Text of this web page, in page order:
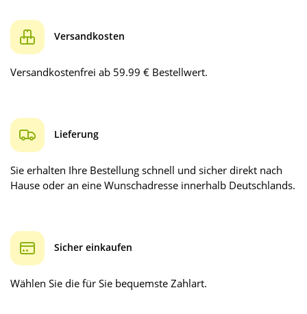
Versandkosten
Versandkostenfrei ab 59.99 € Bestellwert.
Lieferung
Sie erhalten Ihre Bestellung schnell und sicher direkt nach
Hause oder an eine Wunschadresse innerhalb Deutschlands.
Sicher einkaufen
Wählen Sie die für Sie bequemste Zahlart.